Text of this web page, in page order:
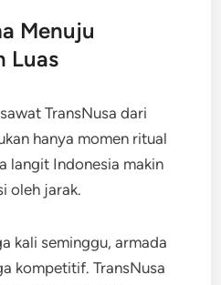
Menuju
Luas
TransNusa dari
hanya momen ritual
langit Indonesia makin
oleh jarak.
kali seminggu, armada
kompetitif. TransNusa